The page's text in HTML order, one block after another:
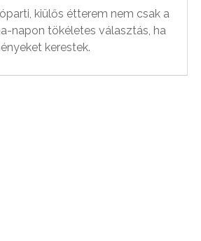
kiülős étterem nem csak a
napon tökéletes választás, ha
kerestek.